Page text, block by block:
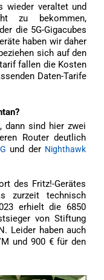
wieder veraltet und
zu bekommen,
die 5G-Gigacubes
haben wir daher
sich auf den
fallen die Kosten
Daten-Tarife
dann sind hier zwei
Router deutlich
und der Nighthawk
des Fritz!-Gerätes
zurzeit technisch
erhielt die 6850
von Stiftung
Leider haben auch
und 900 € für den